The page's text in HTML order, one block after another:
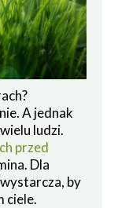
A jednak
ludzi.
przed
Dla
by
ciele.